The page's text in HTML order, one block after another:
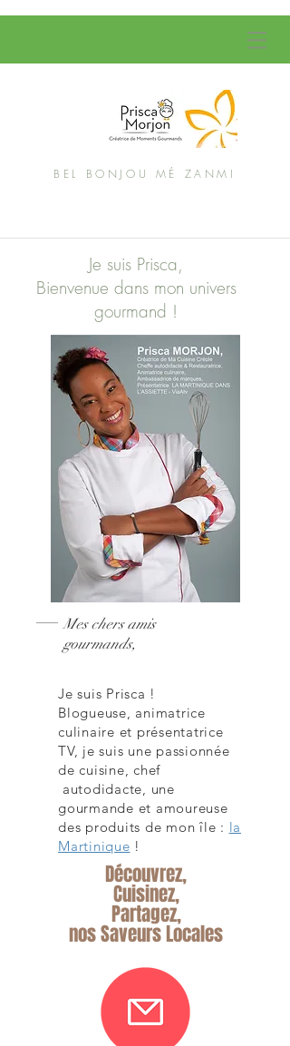
BEL BONJOU MÉ ZANMI
Je suis Prisca,
Bienvenue dans mon univers
gourmand !
Mes chers amis
gourmands,
Je suis Prisca !
Blogueuse, animatrice
culinaire et présentatrice
TV, je suis une passionnée
de cuisine, chef
autodidacte, une
gourmande et amoureuse
des produits de mon île : la
Martinique !
Découvrez,
Cuisinez,
Partagez,
nos Saveurs Locales